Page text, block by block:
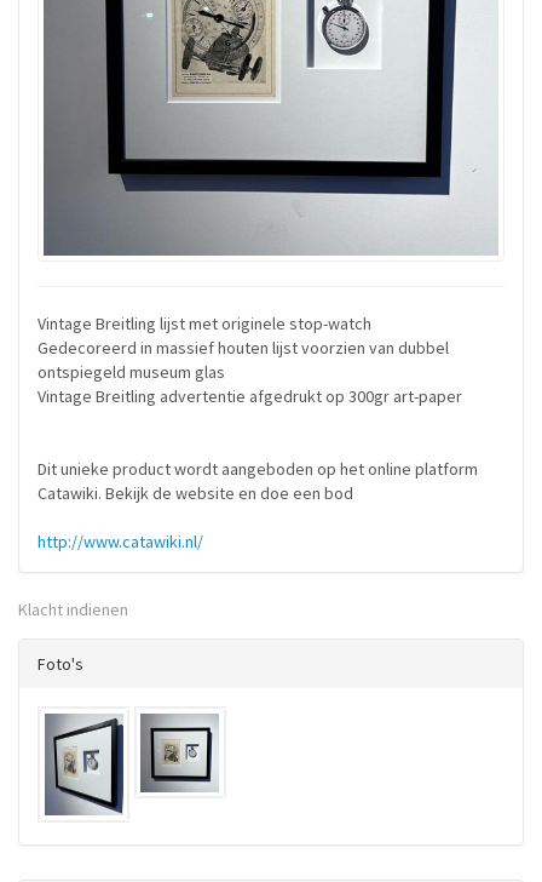
Vintage Breitling lijst met originele stop-watch
Gedecoreerd in massief houten lijst voorzien van dubbel
ontspiegeld museum glas
Vintage Breitling advertentie afgedrukt op 300gr art-paper
Dit unieke product wordt aangeboden op het online platform
Catawiki. Bekijk de website en doe een bod
http://www.catawiki.nl/
Klacht indienen
Foto's